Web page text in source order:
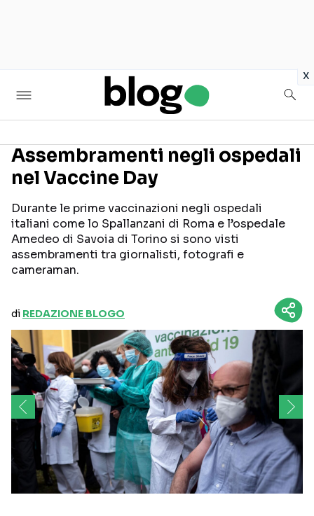
x
Seguici sui social
Assembramenti negli ospedali
nel Vaccine Day
Durante le prime vaccinazioni negli ospedali
italiani come lo Spallanzani di Roma e l’ospedale
Amedeo di Savoia di Torino si sono visti
assembramenti tra giornalisti, fotografi e
cameraman.
di REDAZIONE BLOGO